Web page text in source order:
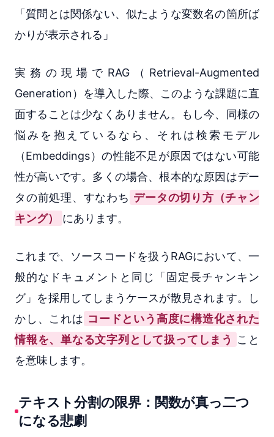
「質問とは関係ない、似たような変数名の箇所ば
かりが表示される」
実務の現場でRAG（Retrieval-Augmented
Generation）を導入した際、このような課題に直
面することは少なくありません。もし今、同様の
悩みを抱えているなら、それは検索モデル
（Embeddings）の性能不足が原因ではない可能
性が高いです。多くの場合、根本的な原因はデー
タの前処理、すなわち データの切り方（チャン
キング）
にあります。
これまで、ソースコードを扱うRAGにおいて、一
般的なドキュメントと同じ「固定長チャンキン
グ」を採用してしまうケースが散見されます。し
かし、これは コードという高度に構造化された
情報を、単なる文字列として扱ってしまう
こと
を意味します。
テキスト分割の限界：関数が真っ二つ
になる悲劇